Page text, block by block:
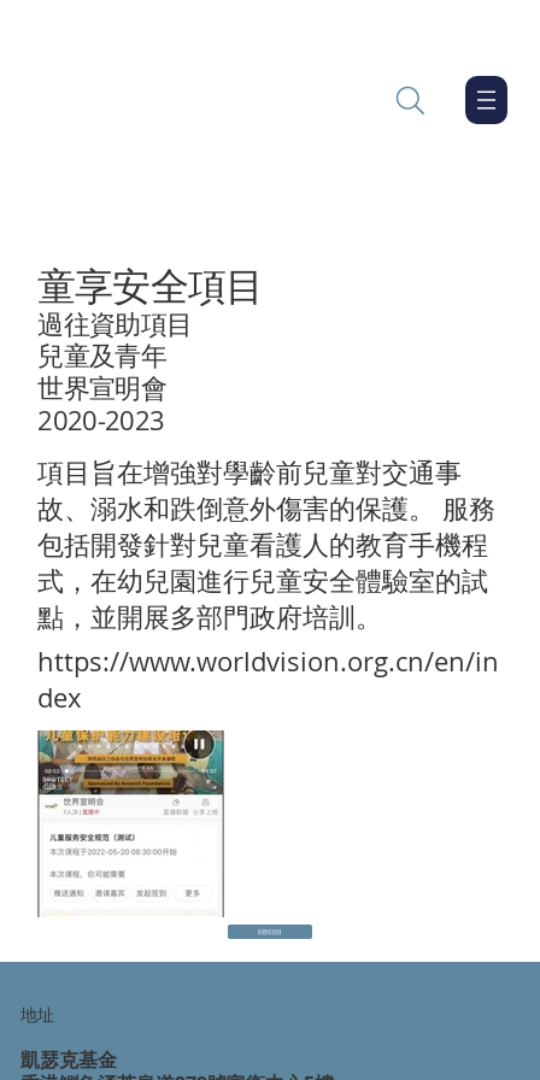
童享安全項目
過往資助項目
兒童及青年
世界宣明會
2020-2023
項目旨在增強對學齡前兒童對交通事
故、溺水和跌倒意外傷害的保護。 服務
包括開發針對兒童看護人的教育手機程
式，在幼兒園進行兒童安全體驗室的試
點，並開展多部門政府培訓。
回到項目
https://www.worldvision.org.cn/en/in
dex
地址
凱瑟克基金